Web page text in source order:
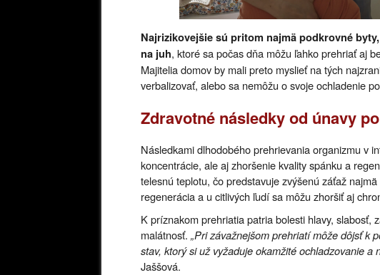
Najrizikovejšie sú pritom najmä podkrovné
na juh, ktoré sa počas dňa môžu ľahko prehriať aj
Majitelia domov by mali preto myslieť na tých
verbalizovať, alebo sa nemôžu o svoje ochladenie
Zdravotné následky od únavy
Následkami dlhodobého prehrievania organizmu v
koncentrácie, ale aj zhoršenie kvality spánku a
telesnú teplotu, čo predstavuje zvýšenú záťaž
regenerácia a u citlivých ľudí sa môžu zhoršiť aj
K príznakom prehriatia patria bolesti hlavy, slabosť,
malátnosť. „Pri závažnejšom prehriatí môže dôjsť k
stav, ktorý si už vyžaduje okamžité ochladzovanie a
Jaššová.